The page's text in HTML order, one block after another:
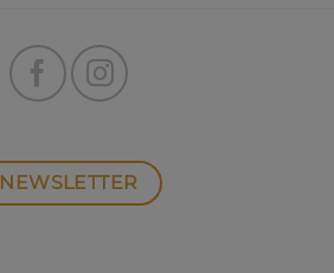
NEWSLETTER